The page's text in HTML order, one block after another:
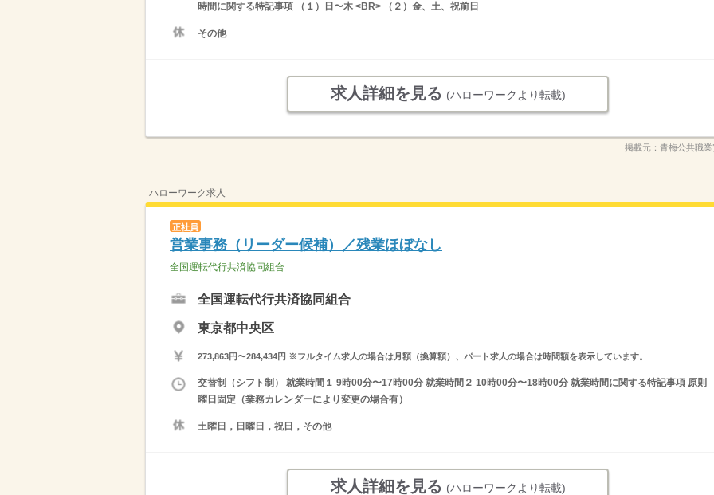
時間に関する特記事項 （１）日〜木 <BR> （２）金、土、祝前日
その他
求人詳細を見る (ハローワークより転載)
掲載元： 青梅公共職
ハローワーク求人
正社員
営業事務（リーダー候補）／残業ほぼなし
全国運転代行共済協同組合
全国運転代行共済協同組合
東京都中央区
273,863円〜284,434円 ※フルタイム求人の場合は月額（換算額）、パート求人の場合は時間額を表示しています。
交替制（シフト制） 就業時間１ 9時00分〜17時00分 就業時間２ 10時00分〜18時00分 就業時間に関する特記事項 原則
曜日固定（業務カレンダーにより変更の場合有）
土曜日，日曜日，祝日，その他
求人詳細を見る (ハローワークより転載)